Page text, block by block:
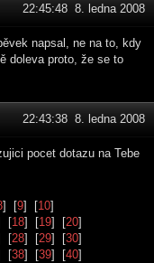
22:45:48 8. ledna 2008
napsal, ne na to, kdy
doleva proto, že se to
22:43:38 8. ledna 2008
pocet dotazu na Tebe
] [9] [10]
[18] [19] [20]
[28] [29] [30]
[38] [39] [40]